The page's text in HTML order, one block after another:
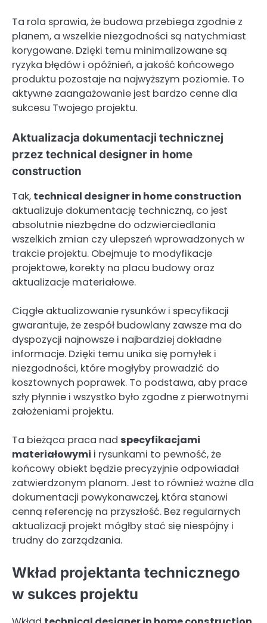
Ta rola sprawia, że budowa przebiega zgodnie z
planem, a wszelkie niezgodności są natychmiast
korygowane. Dzięki temu minimalizowane są
ryzyka błędów i opóźnień, a jakość końcowego
produktu pozostaje na najwyższym poziomie. To
aktywne zaangażowanie jest bardzo cenne dla
sukcesu Twojego projektu.
Aktualizacja dokumentacji technicznej
przez technical designer in home
construction
Tak, technical designer in home construction
aktualizuje dokumentację techniczną, co jest
absolutnie niezbędne do odzwierciedlania
wszelkich zmian czy ulepszeń wprowadzonych w
trakcie projektu. Obejmuje to modyfikacje
projektowe, korekty na placu budowy oraz
aktualizacje materiałowe.
Ciągłe aktualizowanie rysunków i specyfikacji
gwarantuje, że zespół budowlany zawsze ma do
dyspozycji najnowsze i najbardziej dokładne
informacje. Dzięki temu unika się pomyłek i
niezgodności, które mogłyby prowadzić do
kosztownych poprawek. To podstawa, aby prace
szły płynnie i wszystko było zgodne z pierwotnymi
założeniami projektu.
Ta bieżąca praca nad specyfikacjami
materiałowymi i rysunkami to pewność, że
końcowy obiekt będzie precyzyjnie odpowiadał
zatwierdzonym planom. Jest to również ważne dla
dokumentacji powykonawczej, która stanowi
cenną referencję na przyszłość. Bez regularnych
aktualizacji projekt mógłby stać się niespójny i
trudny do zarządzania.
Wkład projektanta technicznego
w sukces projektu